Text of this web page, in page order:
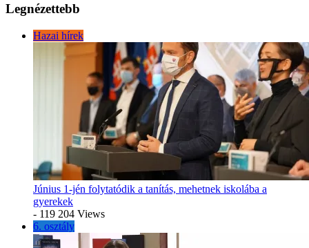
Legnézettebb
Hazai hírek
Június 1-jén folytatódik a tanítás, mehetnek iskolába a
gyerekek
- 119 204 Views
6. osztály